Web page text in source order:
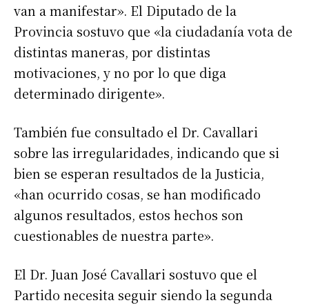
van a manifestar». El Diputado de la
Provincia sostuvo que «la ciudadanía vota de
distintas maneras, por distintas
motivaciones, y no por lo que diga
determinado dirigente».
También fue consultado el Dr. Cavallari
sobre las irregularidades, indicando que si
bien se esperan resultados de la Justicia,
«han ocurrido cosas, se han modificado
algunos resultados, estos hechos son
cuestionables de nuestra parte».
El Dr. Juan José Cavallari sostuvo que el
Partido necesita seguir siendo la segunda